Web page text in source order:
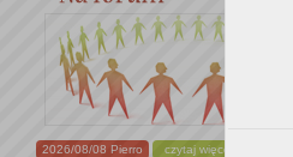
2026/08/08 Pierro czytaj więcej...